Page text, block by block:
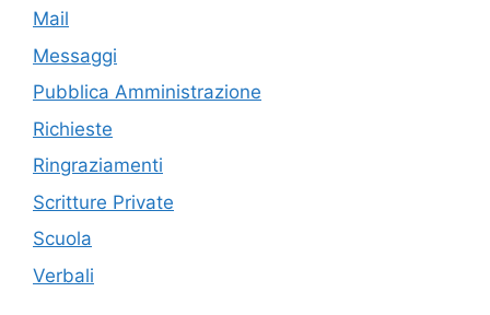
Mail
Messaggi
Pubblica Amministrazione
Richieste
Ringraziamenti
Scritture Private
Scuola
Verbali